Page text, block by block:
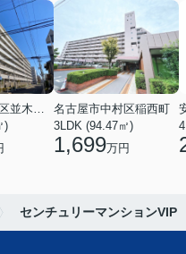
)
名古屋市中村区稲西町
3LDK (94.47㎡)
1,699万円
センチュリーマンションVIP